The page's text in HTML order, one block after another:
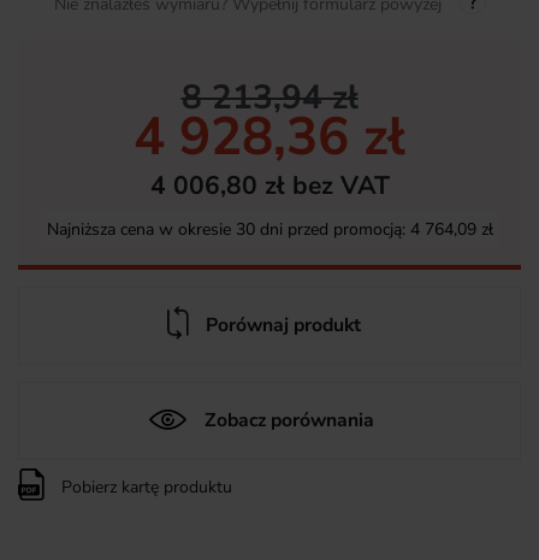
Nie znalazłeś wymiaru? Wypełnij formularz powyżej
8 213,94 zł
4 928,36 zł
4 006,80 zł bez VAT
Najniższa cena w okresie 30 dni przed promocją: 4 764,09 zł
Porównaj produkt
Zobacz porównania
Pobierz kartę produktu